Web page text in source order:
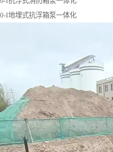
I地埋式抗浮箱泵一体化